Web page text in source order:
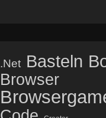
.net Basteln
Browser